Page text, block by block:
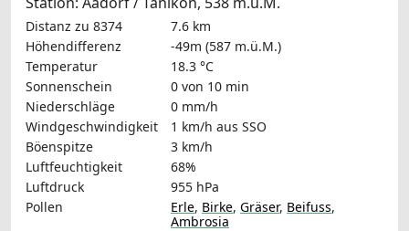
Distanz zu 8374
7.6 km
Höhendifferenz
-49m (587 m.ü.M.)
Temperatur
18.3 °C
Sonnenschein
0 von 10 min
Niederschläge
0 mm/h
Windgeschwindigkeit
1 km/h aus SSO
Böenspitze
3 km/h
Luftfeuchtigkeit
68%
Luftdruck
955 hPa
Pollen
Erle, Birke, Gräser, Beifuss,
Ambrosia